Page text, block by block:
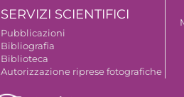
SERVIZI SCIENTIFICI
Pubblicazioni
Bibliografia
Biblioteca
Autorizzazione riprese fotografiche